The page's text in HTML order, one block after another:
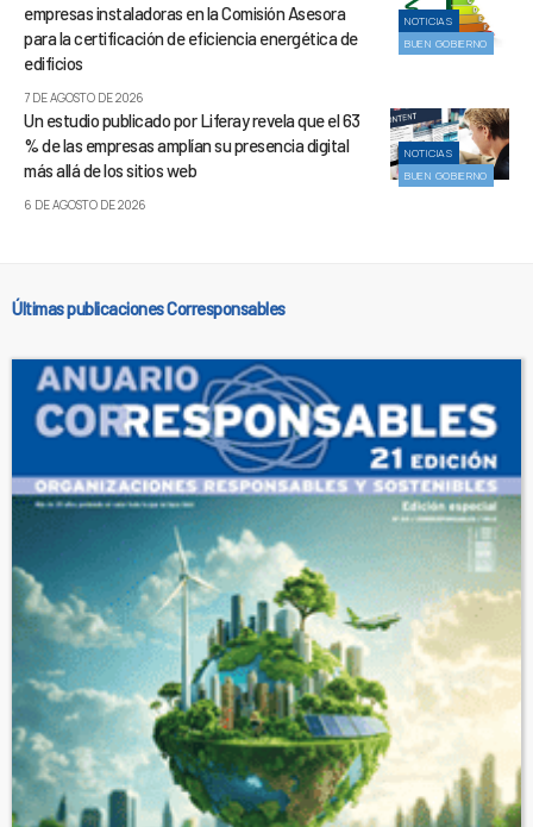
NOTICIAS
BUEN GOBIERNO
empresas instaladoras en la Comisión Asesora
para la certificación de eficiencia energética de
edificios
7 DE AGOSTO DE 2026
NOTICIAS
BUEN GOBIERNO
Un estudio publicado por Liferay revela que el 63
% de las empresas amplían su presencia digital
más allá de los sitios web
6 DE AGOSTO DE 2026
Últimas publicaciones Corresponsables